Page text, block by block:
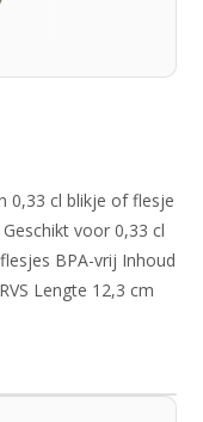
0,33 cl blikje of flesje
voor 0,33 cl
BPA-vrij Inhoud
Lengte 12,3 cm